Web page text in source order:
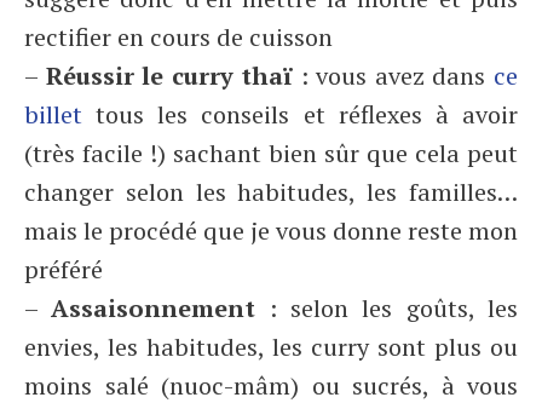
rectifier en cours de cuisson
– Réussir le curry thaï : vous avez dans ce
billettous les conseils et réflexes à avoir
(très facile !) sachant bien sûr que cela peut
changer selon les habitudes, les familles…
mais le procédé que je vous donne reste mon
préféré
–Assaisonnement : selon les goûts, les
envies, les habitudes, les curry sont plus ou
moins salé (nuoc-mâm) ou sucrés, à vous